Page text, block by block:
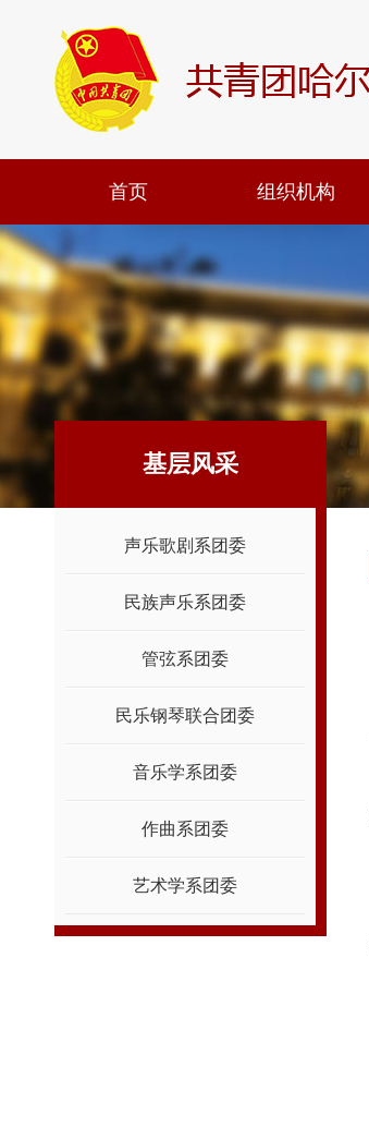
首页 组织机构
基层风采
声乐歌剧系团委
民族声乐系团委
管弦系团委
民乐钢琴联合团委
音乐学系团委
作曲系团委
艺术学系团委